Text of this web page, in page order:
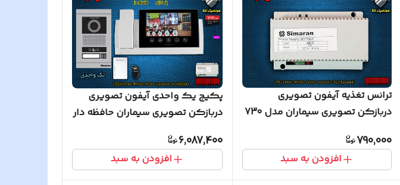
ترانس تغذیه آیفون تصویری
دربازکن تصویری سیماران مدل 730
790,000
افزودن به سبد
پکیج یک واحدی آیفون تصویری
دربازکن تصویری سیماران حافظه دار
6,087,400
افزودن به سبد